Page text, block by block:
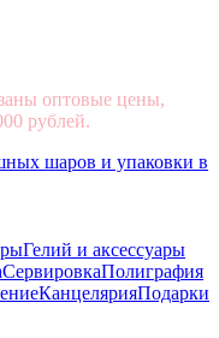
оптовые цены,
рублей.
Гелий и аксессуары
СервировкаПолиграфия
КанцелярияПодарки